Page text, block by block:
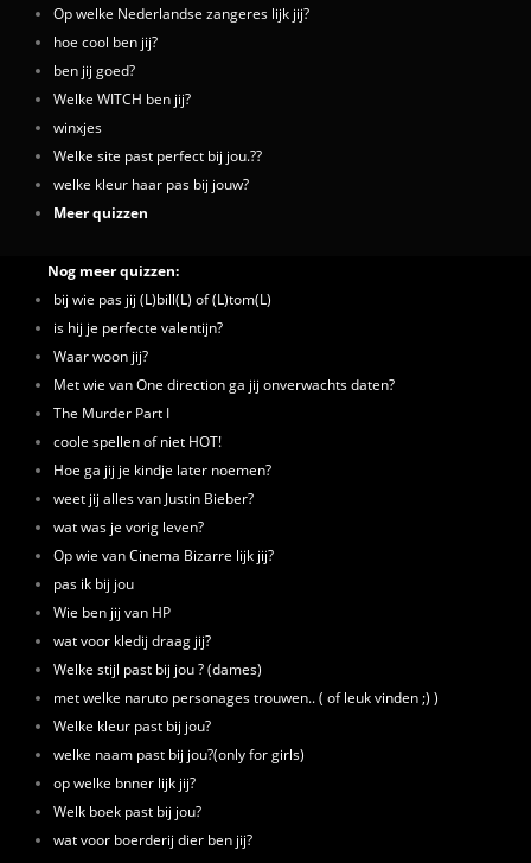
Op welke Nederlandse zangeres lijk jij?
hoe cool ben jij?
ben jij goed?
Welke WITCH ben jij?
winxjes
Welke site past perfect bij jou.??
welke kleur haar pas bij jouw?
Meer quizzen
Nog meer quizzen:
bij wie pas jij (L)bill(L) of (L)tom(L)
is hij je perfecte valentijn?
Waar woon jij?
Met wie van One direction ga jij onverwachts daten?
The Murder Part I
coole spellen of niet HOT!
Hoe ga jij je kindje later noemen?
weet jij alles van Justin Bieber?
wat was je vorig leven?
Op wie van Cinema Bizarre lijk jij?
pas ik bij jou
Wie ben jij van HP
wat voor kledij draag jij?
Welke stijl past bij jou ? (dames)
met welke naruto personages trouwen.. ( of leuk vinden ;) )
Welke kleur past bij jou?
welke naam past bij jou?(only for girls)
op welke bnner lijk jij?
Welk boek past bij jou?
wat voor boerderij dier ben jij?